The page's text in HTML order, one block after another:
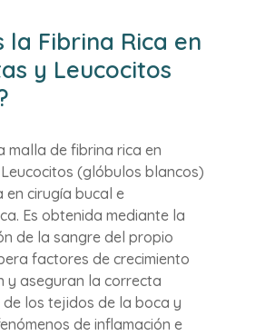
la Fibrina Rica en
y Leucocitos
malla de fibrina rica en
(glóbulos blancos)
en cirugía bucal e
Es obtenida mediante la
de la sangre del propio
factores de crecimiento
y aseguran la correcta
los tejidos de la boca y
de inflamación e